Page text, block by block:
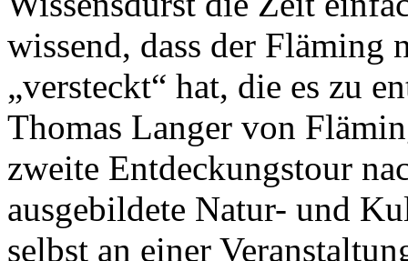
wissend, dass der Fläming
„versteckt“ hat, die es zu
Thomas Langer von
zweite Entdeckungstour
ausgebildete Natur- und
selbst an einer